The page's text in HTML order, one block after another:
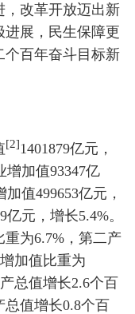
，改革开放迈出新
进展，民生保障更
个百年奋斗目标新
[2]1401879亿元，
增加值93347亿
值499653亿元，
元，增长5.4%。
为6.7%，第二产
加值比重为
总值增长2.6个百
值增长0.8个百